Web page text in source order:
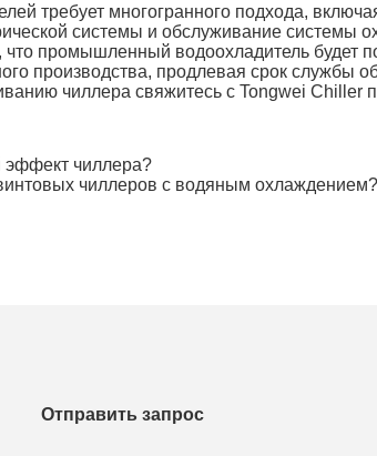
требует многогранного подхода,
системы и обслуживание системы
промышленный водоохладитель будет
производства, продлевая срок службы
чиллера свяжитесь с Tongwei Chiller
эффект чиллера?
чиллеров с водяным охлаждением?
Отправить запрос